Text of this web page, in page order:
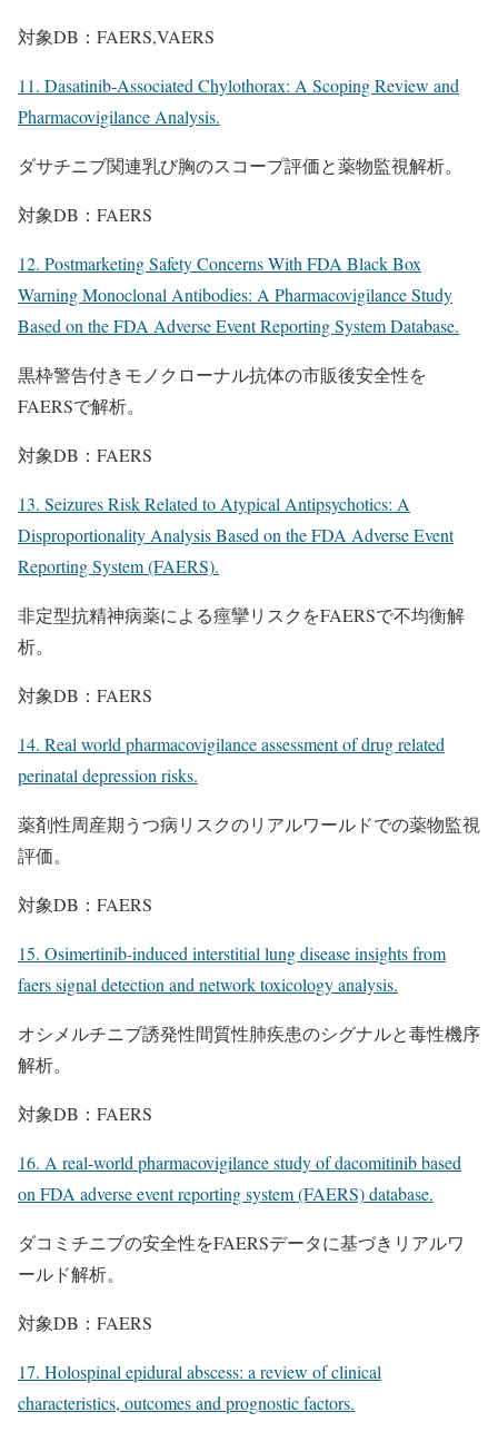
対象DB：FAERS,VAERS
11. Dasatinib-Associated Chylothorax: A Scoping Review and
Pharmacovigilance Analysis.
ダサチニブ関連乳び胸のスコープ評価と薬物監視解析。
対象DB：FAERS
12. Postmarketing Safety Concerns With FDA Black Box
Warning Monoclonal Antibodies: A Pharmacovigilance Study
Based on the FDA Adverse Event Reporting System Database.
黒枠警告付きモノクローナル抗体の市販後安全性を
FAERSで解析。
対象DB：FAERS
13. Seizures Risk Related to Atypical Antipsychotics: A
Disproportionality Analysis Based on the FDA Adverse Event
Reporting System (FAERS).
非定型抗精神病薬による痙攣リスクをFAERSで不均衡解
析。
対象DB：FAERS
14. Real world pharmacovigilance assessment of drug related
perinatal depression risks.
薬剤性周産期うつ病リスクのリアルワールドでの薬物監視
評価。
対象DB：FAERS
15. Osimertinib-induced interstitial lung disease insights from
faers signal detection and network toxicology analysis.
オシメルチニブ誘発性間質性肺疾患のシグナルと毒性機序
解析。
対象DB：FAERS
16. A real-world pharmacovigilance study of dacomitinib based
on FDA adverse event reporting system (FAERS) database.
ダコミチニブの安全性をFAERSデータに基づきリアルワ
ールド解析。
対象DB：FAERS
17. Holospinal epidural abscess: a review of clinical
characteristics, outcomes and prognostic factors.